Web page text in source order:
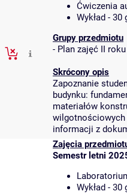
Ćwiczenia
Wykład - 30
Grupy przedmiotu
- Plan zajęć II
Skrócony opis
Zapoznanie
budynku:
materiałów
wilgotnościowych
informacji z
Zajęcia
Semestr letni
Wykład - 30